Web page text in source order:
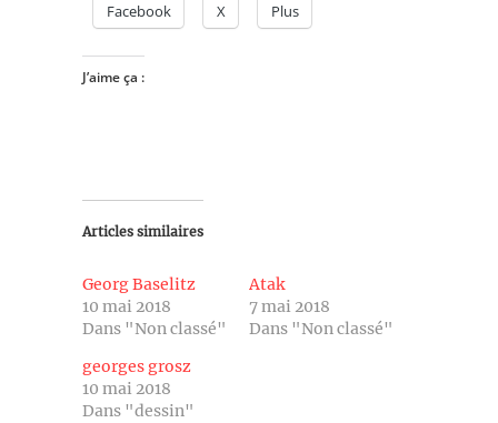
Facebook X Plus
J’aime ça :
Articles similaires
Georg Baselitz
10 mai 2018
Dans "Non classé"
Atak
7 mai 2018
Dans "Non classé"
georges grosz
10 mai 2018
Dans "dessin"